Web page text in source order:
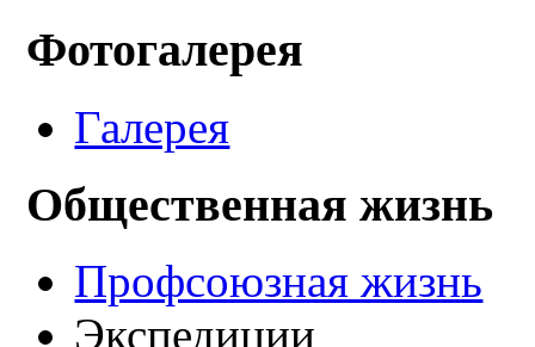
Фотогалерея
Галерея
Общественная жизнь
Профсоюзная жизнь
Экспедиции